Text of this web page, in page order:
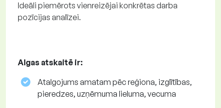
Ideāli piemērots vienreizējai konkrētas darba
pozīcijas analīzei.
Algas atskaitē ir:
Atalgojums amatam pēc reģiona, izglītības,
pieredzes, uzņēmuma lieluma, vecuma